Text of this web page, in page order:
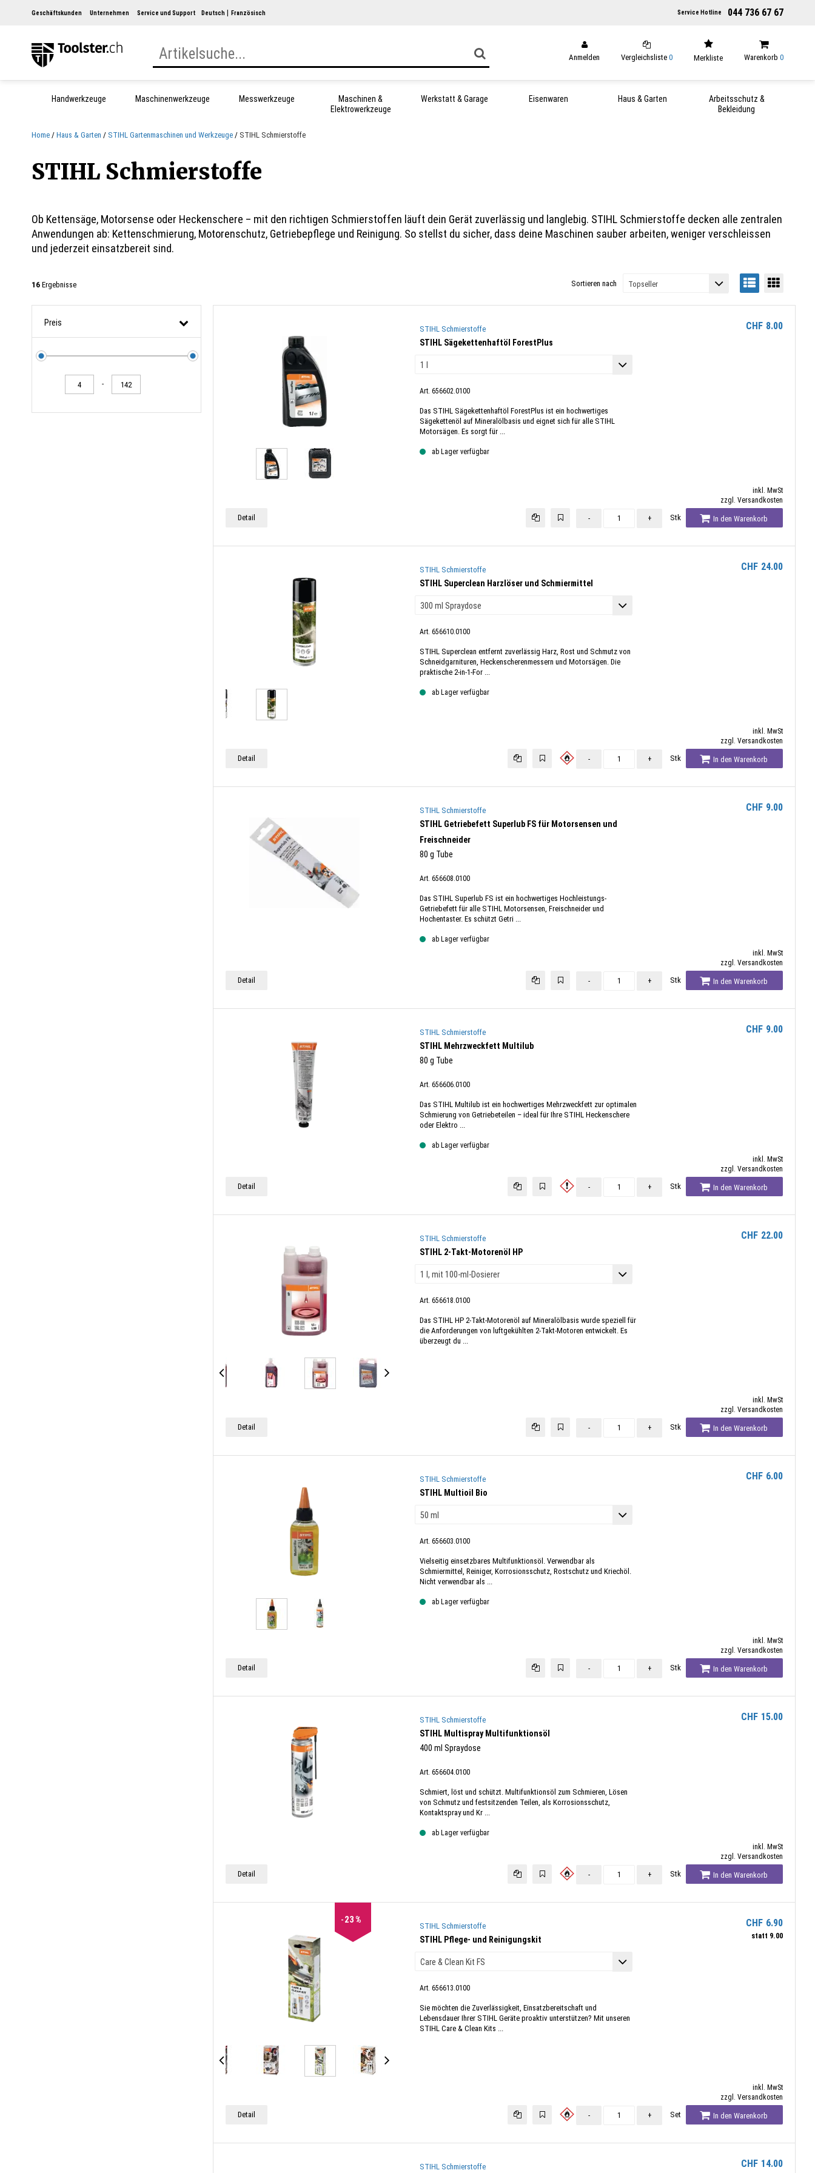
Geschäftskunden Unternehmen Service und Support Deutsch Französisch Service Hotline 044 736 67 67
Anmelden Vergleichsliste 0 Merkliste Warenkorb 0
Handwerkzeuge Maschinenwerkzeuge Messwerkzeuge
Maschinen &
Elektrowerkzeuge
Werkstatt & Garage Eisenwaren Haus & Garten
Arbeitsschutz &
Bekleidung
Home Haus & Garten STIHL Gartenmaschinen und Werkzeuge STIHL Schmierstoffe
STIHL Schmierstoffe
Ob Kettensäge, Motorsense oder Heckenschere – mit den richtigen Schmierstoffen läuft dein Gerät zuverlässig und langlebig. STIHL Schmierstoffe decken alle zentralen
Anwendungen ab: Kettenschmierung, Motorenschutz, Getriebepflege und Reinigung. So stellst du sicher, dass deine Maschinen sauber arbeiten, weniger verschleissen
und jederzeit einsatzbereit sind.
16 Ergebnisse Sortieren nach
Preis
-
STIHL Schmierstoffe
STIHL Sägekettenhaftöl ForestPlus
Art. 656602.0100
Das STIHL Sägekettenhaftöl ForestPlus ist ein hochwertiges
Sägekettenöl auf Mineralölbasis und eignet sich für alle STIHL
Motorsägen. Es sorgt für ...
ab Lager verfügbar
CHF 8.00
inkl. MwSt
zzgl. Versandkosten
Detail - + Stk In den Warenkorb
STIHL Schmierstoffe
STIHL Superclean Harzlöser und Schmiermittel
Art. 656610.0100
STIHL Superclean entfernt zuverlässig Harz, Rost und Schmutz von
Schneidgarnituren, Heckenscherenmessern und Motorsägen. Die
praktische 2-in-1-For ...
ab Lager verfügbar
CHF 24.00
inkl. MwSt
zzgl. Versandkosten
Detail - + Stk In den Warenkorb
STIHL Schmierstoffe
STIHL Getriebefett Superlub FS für Motorsensen und
Freischneider
80 g Tube
Art. 656608.0100
Das STIHL Superlub FS ist ein hochwertiges Hochleistungs-
Getriebefett für alle STIHL Motorsensen, Freischneider und
Hochentaster. Es schützt Getri ...
ab Lager verfügbar
CHF 9.00
inkl. MwSt
zzgl. Versandkosten
Detail - + Stk In den Warenkorb
STIHL Schmierstoffe
STIHL Mehrzweckfett Multilub
80 g Tube
Art. 656606.0100
Das STIHL Multilub ist ein hochwertiges Mehrzweckfett zur optimalen
Schmierung von Getriebeteilen – ideal für Ihre STIHL Heckenschere
oder Elektro ...
ab Lager verfügbar
CHF 9.00
inkl. MwSt
zzgl. Versandkosten
Detail - + Stk In den Warenkorb
STIHL Schmierstoffe
STIHL 2-Takt-Motorenöl HP
Art. 656618.0100
Das STIHL HP 2-Takt-Motorenöl auf Mineralölbasis wurde speziell für
die Anforderungen von luftgekühlten 2-Takt-Motoren entwickelt. Es
überzeugt du ...
CHF 22.00
inkl. MwSt
zzgl. Versandkosten
Detail - + Stk In den Warenkorb
STIHL Schmierstoffe
STIHL Multioil Bio
Art. 656603.0100
Vielseitig einsetzbares Multifunktionsöl. Verwendbar als
Schmiermittel, Reiniger, Korrosionsschutz, Rostschutz und Kriechöl.
Nicht verwendbar als ...
ab Lager verfügbar
CHF 6.00
inkl. MwSt
zzgl. Versandkosten
Detail - + Stk In den Warenkorb
STIHL Schmierstoffe
STIHL Multispray Multifunktionsöl
400 ml Spraydose
Art. 656604.0100
Schmiert, löst und schützt. Multifunktionsöl zum Schmieren, Lösen
von Schmutz und festsitzenden Teilen, als Korrosionsschutz,
Kontaktspray und Kr ...
ab Lager verfügbar
CHF 15.00
inkl. MwSt
zzgl. Versandkosten
Detail - + Stk In den Warenkorb
23%
STIHL Schmierstoffe
STIHL Pflege- und Reinigungskit
Art. 656613.0100
Sie möchten die Zuverlässigkeit, Einsatzbereitschaft und
Lebensdauer Ihrer STIHL Geräte proaktiv unterstützen? Mit unseren
STIHL Care & Clean Kits ...
CHF 6.90
statt 9.00
inkl. MwSt
zzgl. Versandkosten
Detail - + Set In den Warenkorb
STIHL Schmierstoffe CHF 14.00